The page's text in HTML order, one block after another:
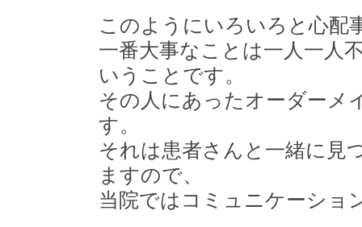
このようにいろいろと心配
一番大事なことは一人一人
いうことです。
その人にあったオーダーメ
す。
それは患者さんと一緒に見
ますので、
当院ではコミュニケーショ